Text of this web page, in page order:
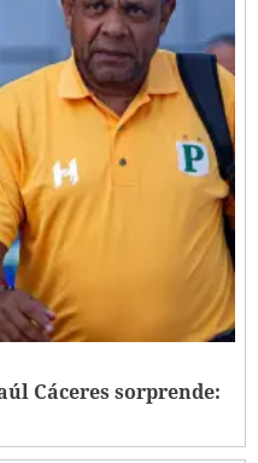
Cáceres sorprende: